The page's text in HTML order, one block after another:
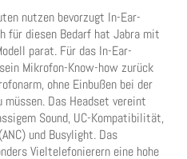
nutzen bevorzugt In-Ear-
für diesen Bedarf hat Jabra mit
parat. Für das In-Ear-
Mikrofon-Know-how zurück
ohne Einbußen bei der
Das Headset vereint
Sound, UC-Kompatibilität,
und Busylight. Das
Vieltelefonierern eine hohe